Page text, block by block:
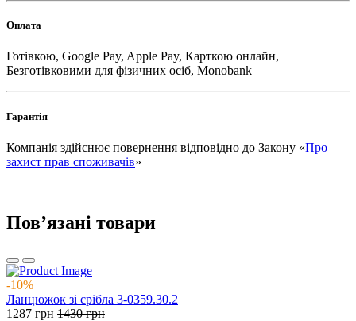
Оплата
Готівкою, Google Pay, Apple Pay, Карткою онлайн,
Безготівковими для фізичних осіб, Monobank
Гарантія
Компанія здійснює повернення відповідно до Закону «Про
захист прав споживачів»
Повʼязані товари
-10%
Ланцюжок зі срібла 3-0359.30.2
1287 грн 1430грн